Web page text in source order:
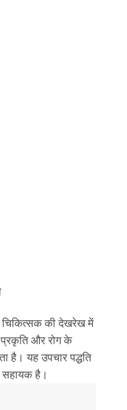
चिकित्सक की देखरेख में
प्रकृति और रोग के
है। यह उपचार पद्धति
सहायक है।